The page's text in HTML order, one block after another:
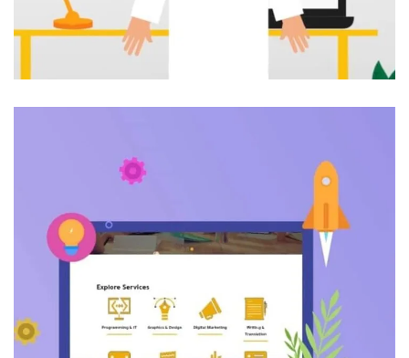
موشن جرافيك لشركة 1click
موشن جرافيك